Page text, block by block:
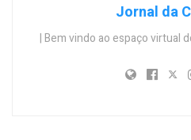
Jornal da
| Bem vindo ao espaço virtual